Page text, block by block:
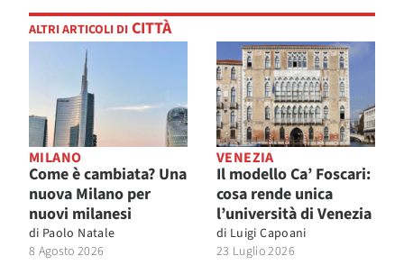
ALTRI ARTICOLI DI CITTÀ
MILANO
Come è cambiata? Una
nuova Milano per
nuovi milanesi
di Paolo Natale
8 Agosto 2026
VENEZIA
Il modello Ca’ Foscari:
cosa rende unica
l’università di Venezia
di Luigi Capoani
23 Luglio 2026